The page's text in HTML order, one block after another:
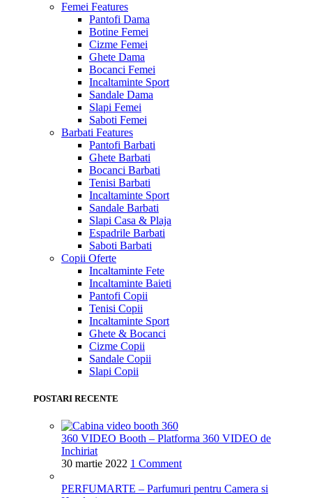
Femei Features
Pantofi Dama
Botine Femei
Cizme Femei
Ghete Dama
Bocanci Femei
Incaltaminte Sport
Sandale Dama
Slapi Femei
Saboti Femei
Barbati Features
Pantofi Barbati
Ghete Barbati
Bocanci Barbati
Tenisi Barbati
Incaltaminte Sport
Sandale Barbati
Slapi Casa & Plaja
Espadrile Barbati
Saboti Barbati
Copii Oferte
Incaltaminte Fete
Incaltaminte Baieti
Pantofi Copii
Tenisi Copii
Incaltaminte Sport
Ghete & Bocanci
Cizme Copii
Sandale Copii
Slapi Copii
POSTARI RECENTE
360 VIDEO Booth – Platforma 360 VIDEO de
Inchiriat
30 martie 2022 1 Comment
PERFUMARTE – Parfumuri pentru Camera si